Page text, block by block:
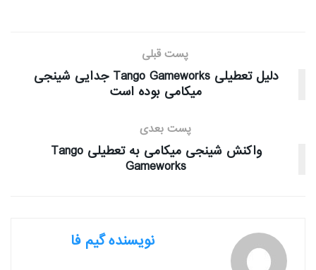
پست قبلی
دلیل تعطیلی Tango Gameworks جدایی شینجی
میکامی بوده است
پست بعدی
واکنش شینجی میکامی به تعطیلی Tango
Gameworks
نویسنده گیم فا